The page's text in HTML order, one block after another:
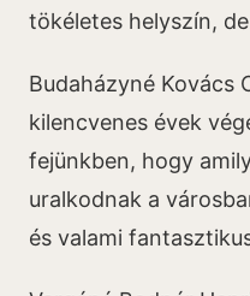
tökéletes helyszín,
Budaházyné Kovács
kilencvenes évek
fejünkben, hogy
uralkodnak a
és valami